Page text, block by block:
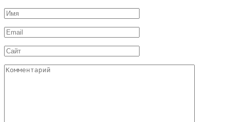
Имя
*
Email
*
Сайт
Комментарий